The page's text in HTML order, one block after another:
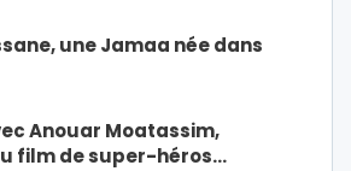
une Jamaa née dans
Anouar Moatassim,
film de super-héros…